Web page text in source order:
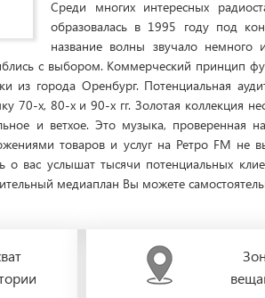
Среди многих интересных
образовалась в 1995 году под
название волны звучало
с выбором. Коммерческий принцип
из города Оренбург. Потенциальная
70-х, 80-х и 90-х гг. Золотая коллекция
и ветхое. Это музыка, проверенная
товаров и услуг на Ретро FM не
о вас услышат тысячи потенциальных
медиаплан Вы можете